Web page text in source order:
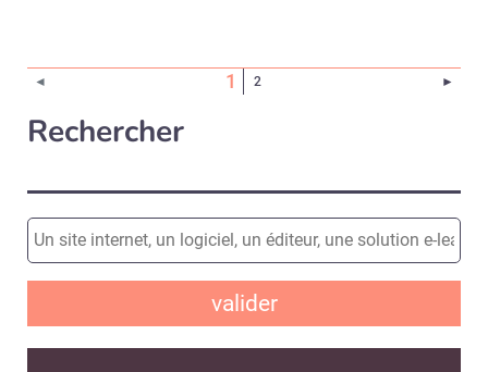
◄ 1 (Page courante)
2 ►
Rechercher
valider